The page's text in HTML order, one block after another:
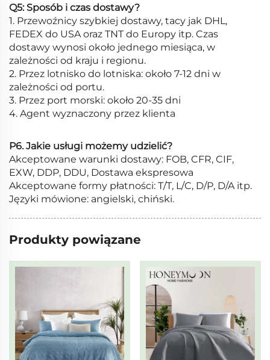
Q5: Sposób i czas dostawy?
1. Przewoźnicy szybkiej dostawy, tacy jak DHL,
FEDEX do USA oraz TNT do Europy itp. Czas
dostawy wynosi około jednego miesiąca, w
zależności od kraju i regionu.
2. Przez lotnisko do lotniska: około 7-12 dni w
zależności od portu.
3. Przez port morski: około 20-35 dni
4. Agent wyznaczony przez klienta
P6. Jakie usługi możemy udzielić?
Akceptowane warunki dostawy: FOB, CFR, CIF,
EXW, DDP, DDU, Dostawa ekspresowa
Akceptowane formy płatności: T/T, L/C, D/P, D/A itp.
Języki mówione: angielski, chiński.
Produkty powiązane